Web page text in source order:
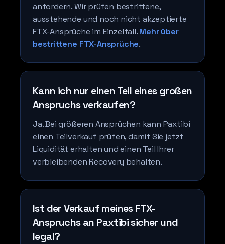
anfordern. Wir prüfen bestrittene,
ausstehende und noch nicht akzeptierte
FTX-Ansprüche im Einzelfall. Mehr über
bestrittene FTX-Ansprüche.
Kann ich nur einen Teil eines großen
Anspruchs verkaufen?
Ja. Bei größeren Ansprüchen kann Paxtibi
einen Teilverkauf prüfen, damit Sie jetzt
Liquidität erhalten und einen Teil Ihrer
verbleibenden Recovery behalten.
Ist der Verkauf meines FTX-
Anspruchs an Paxtibi sicher und
legal?